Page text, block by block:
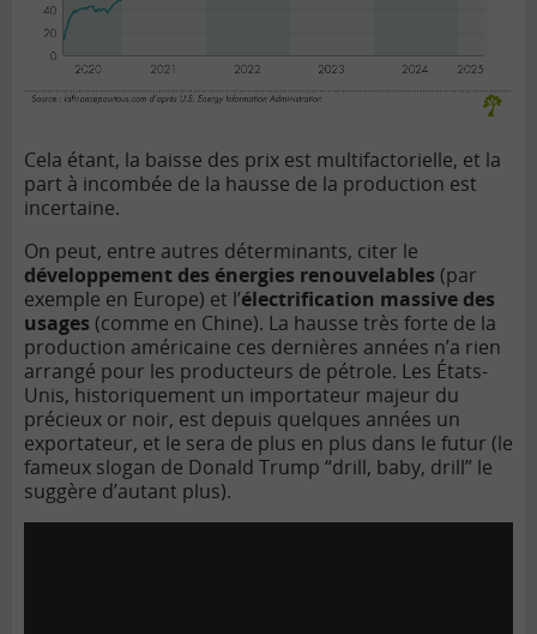
Cela étant, la baisse des prix est multifactorielle, et la
part à incombée de la hausse de la production est
incertaine.
On peut, entre autres déterminants, citer le
développement des énergies renouvelables (par
exemple en Europe) et l’électrification massive des
usages (comme en Chine). La hausse très forte de la
production américaine ces dernières années n’a rien
arrangé pour les producteurs de pétrole. Les États-
Unis, historiquement un importateur majeur du
précieux or noir, est depuis quelques années un
exportateur, et le sera de plus en plus dans le futur (le
fameux slogan de Donald Trump “drill, baby, drill” le
suggère d’autant plus).